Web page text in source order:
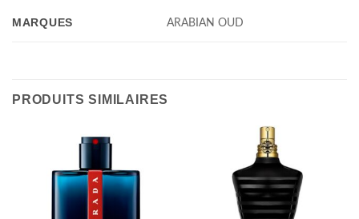
MARQUES ARABIAN OUD
PRODUITS SIMILAIRES